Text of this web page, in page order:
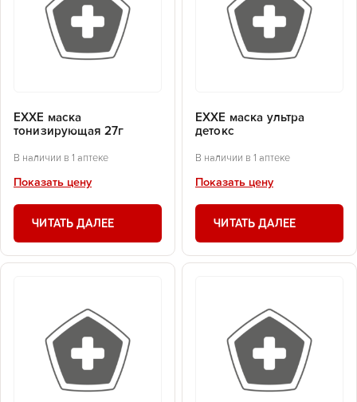
EXXE маска
тонизирующая 27г
В наличии в 1 аптеке
Показать цену
ЧИТАТЬ ДАЛЕЕ
EXXE маска ультра
детокс
В наличии в 1 аптеке
Показать цену
ЧИТАТЬ ДАЛЕЕ